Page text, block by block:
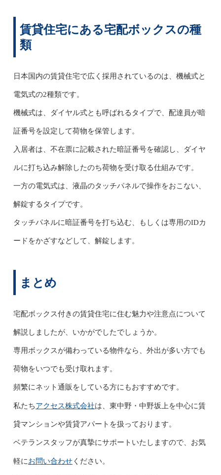
賃貸住宅にある宅配ボックスの種
類
日本国内の賃貸住宅で広く採用されているのは、機械式と
電気式の2種類です。
機械式は、ダイヤル式とも呼ばれるタイプで、配達員が暗
証番号を設定して荷物を保管します。
入居者は、不在票に記載された暗証番号を確認し、ダイヤ
ルに打ち込み解除したのち荷物を受け取る仕組みです。
一方の電気式は、液晶のタッチパネルで操作をおこない、
解錠するタイプです。
タッチパネルに暗証番号を打ち込む、もしくは専用のIDカ
ードをかざすなどして、解錠します。
まとめ
宅配ボックス付きの賃貸住宅に住む魅力や注意点について
解説しましたが、いかがでしたでしょうか。
専用ボックスが備わっている物件なら、外出が多い方でも
荷物をいつでも受け取れます。
頻繁にネット通販をしている方にもおすすめです。
私たちアクセス株式会社は、東中野・中野坂上を中心に賃
貸マンションや賃貸アパートを扱っております。
ベテランスタッフが真摯にサポートいたしますので、お気
軽にお問い合わせください。